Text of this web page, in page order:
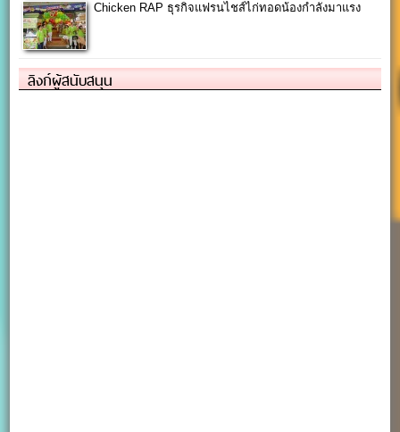
Chicken RAP ธุรกิจแฟรนไชส์ไก่ทอดน้องกำลังมาแรง
ลิงก์ผู้สนับสนุน